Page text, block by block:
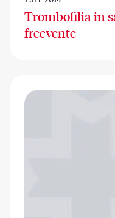
Trombofilia in
frecvente